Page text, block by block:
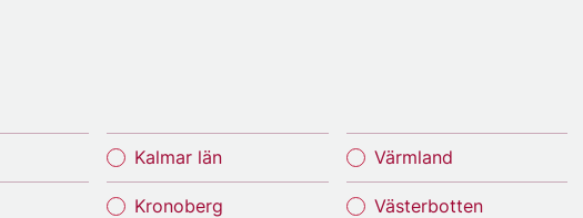
Kalmar län
Kronoberg
Värmland
Västerbotten